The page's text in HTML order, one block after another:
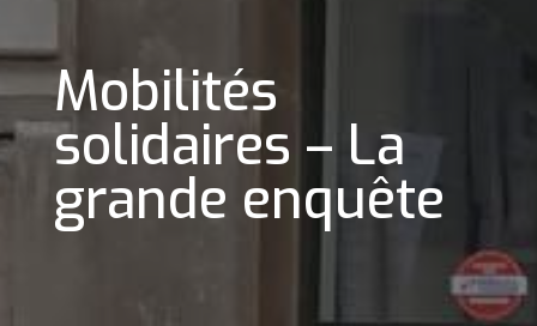
Mobilités
solidaires – La
grande enquête